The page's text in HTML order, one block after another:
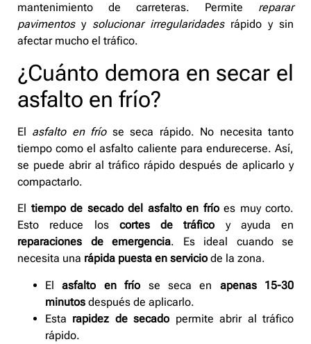
mantenimiento de carreteras. Permite reparar
pavimentosy solucionar irregularidadesrápido y sin
afectar mucho el tráfico.
¿Cuánto demora en secar el
asfalto en frío?
El asfalto en fríose seca rápido. No necesita tanto
tiempo como el asfalto caliente para endurecerse. Así,
se puede abrir al tráfico rápido después de aplicarlo y
compactarlo.
El tiempo de secado del asfalto en fríoes muy corto.
Esto reduce los cortes de tráfico y ayuda en
reparaciones de emergencia. Es ideal cuando se
necesita una rápida puesta en servicio de la zona.
Elasfalto en frío se seca en apenas 15-30
minutos después de aplicarlo.
Esta rapidez de secado permite abrir al tráfico
rápido.